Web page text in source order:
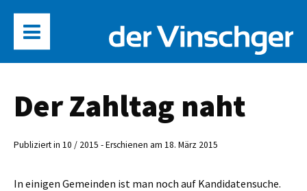
Der Zahltag naht
Publiziert in 10 / 2015 - Erschienen am 18. März 2015
In einigen Gemeinden ist man noch auf Kandidatensuche.